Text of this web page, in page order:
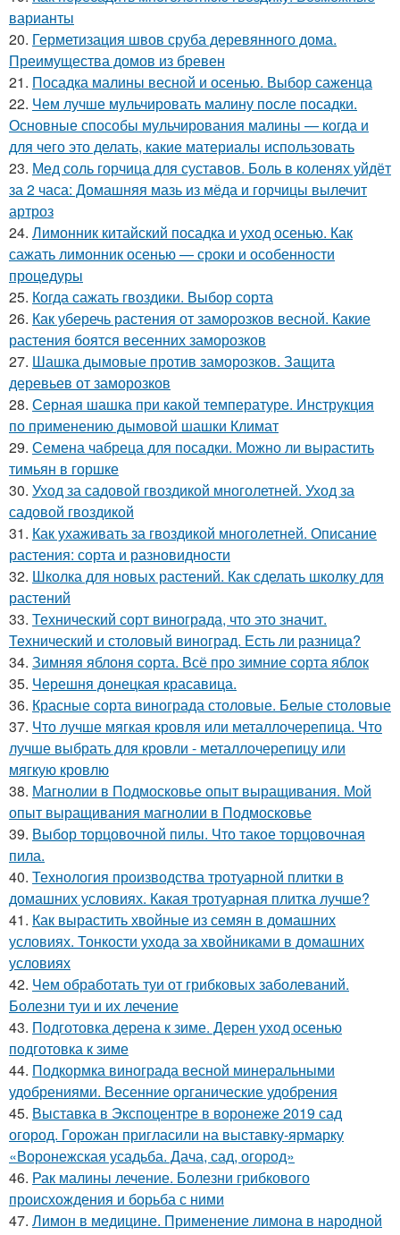
варианты
20. Герметизация швов сруба деревянного дома.
Преимущества домов из бревен
21. Посадка малины весной и осенью. Выбор саженца
22. Чем лучше мульчировать малину после посадки.
Основные способы мульчирования малины — когда и
для чего это делать, какие материалы использовать
23. Мед соль горчица для суставов. Боль в коленях уйдёт
за 2 часа: Домашняя мазь из мёда и горчицы вылечит
артроз
24. Лимонник китайский посадка и уход осенью. Как
сажать лимонник осенью — сроки и особенности
процедуры
25. Когда сажать гвоздики. Выбор сорта
26. Как уберечь растения от заморозков весной. Какие
растения боятся весенних заморозков
27. Шашка дымовые против заморозков. Защита
деревьев от заморозков
28. Серная шашка при какой температуре. Инструкция
по применению дымовой шашки Климат
29. Семена чабреца для посадки. Можно ли вырастить
тимьян в горшке
30. Уход за садовой гвоздикой многолетней. Уход за
садовой гвоздикой
31. Как ухаживать за гвоздикой многолетней. Описание
растения: сорта и разновидности
32. Школка для новых растений. Как сделать школку для
растений
33. Технический сорт винограда, что это значит.
Технический и столовый виноград. Есть ли разница?
34. Зимняя яблоня сорта. Всё про зимние сорта яблок
35. Черешня донецкая красавица.
36. Красные сорта винограда столовые. Белые столовые
37. Что лучше мягкая кровля или металлочерепица. Что
лучше выбрать для кровли - металлочерепицу или
мягкую кровлю
38. Магнолии в Подмосковье опыт выращивания. Мой
опыт выращивания магнолии в Подмосковье
39. Выбор торцовочной пилы. Что такое торцовочная
пила.
40. Технология производства тротуарной плитки в
домашних условиях. Какая тротуарная плитка лучше?
41. Как вырастить хвойные из семян в домашних
условиях. Тонкости ухода за хвойниками в домашних
условиях
42. Чем обработать туи от грибковых заболеваний.
Болезни туи и их лечение
43. Подготовка дерена к зиме. Дерен уход осенью
подготовка к зиме
44. Подкормка винограда весной минеральными
удобрениями. Весенние органические удобрения
45. Выставка в Экспоцентре в воронеже 2019 сад
огород. Горожан пригласили на выставку-ярмарку
«Воронежская усадьба. Дача, сад, огород»
46. Рак малины лечение. Болезни грибкового
происхождения и борьба с ними
47. Лимон в медицине. Применение лимона в народной